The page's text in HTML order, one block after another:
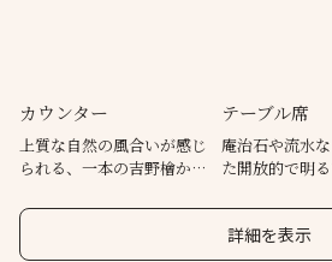
カウンター
上質な自然の風合いが感じ
られる、一本の吉野檜から
ー
テーブル席
庵治石や流水
た開放的で明
詳細を表示